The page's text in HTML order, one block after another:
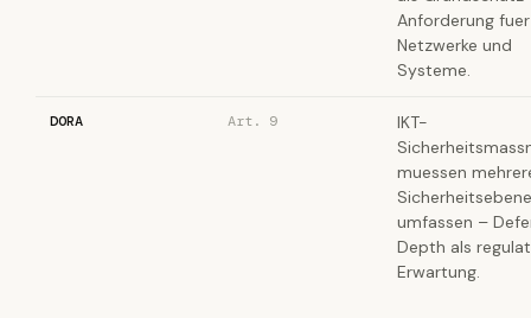
Anforderung fuer
Netzwerke und
Systeme.
DORA Art. 9
IKT-
muessen
umfassen –
Depth als
Erwartung.